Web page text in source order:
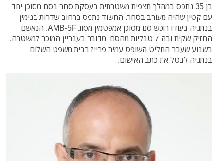
בן 35 נתפס במהלך תצפית משטרתית בעסקת סחר בסם מסוכן יחד
עם קטין שהיה מעורב בסחר. החשוד נתפס ברחוב שדרות בנימין
בנתניה בעודו רוכש סם מסוכן אמפטמין מסוג AMB-5F. הנאשם
החזיק שקית ובה 7 טבליות מהסם.
מדובר בעבריין המוכר למשטרה.
בשבוע שעבר החליט השופט עמית פרייז בבית משפט השלום
בנתניה לבטל את כתב האישום.